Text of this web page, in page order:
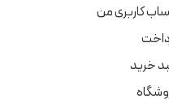
کاربری من
خرید